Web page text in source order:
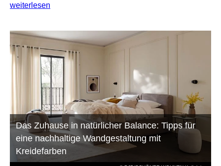
weiterlesen
Das Zuhause in natürlicher Balance: Tipps für
eine nachhaltige Wandgestaltung mit
Kreidefarben